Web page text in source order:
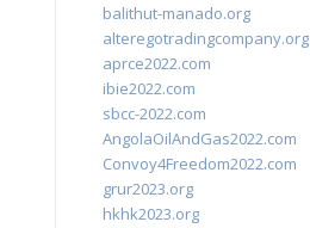
balithut-manado.org
alteregotradingcompany.org
aprce2022.com
ibie2022.com
sbcc-2022.com
AngolaOilAndGas2022.com
Convoy4Freedom2022.com
grur2023.org
hkhk2023.org